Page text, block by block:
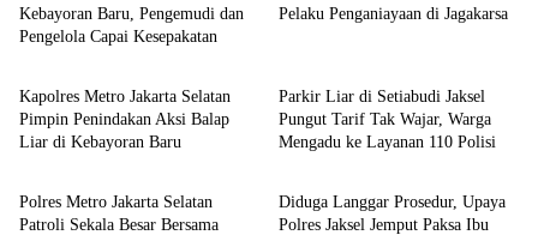
Kebayoran Baru, Pengemudi dan
Pengelola Capai Kesepakatan
Pelaku Penganiayaan di Jagakarsa
Polres Jakarta Selatan
Kapolres Metro Jakarta Selatan
Pimpin Penindakan Aksi Balap
Liar di Kebayoran Baru
Parkir Liar di Setiabudi Jaksel
Pungut Tarif Tak Wajar, Warga
Mengadu ke Layanan 110 Polisi
Polres Jakarta Selatan
Polres Metro Jakarta Selatan
Patroli Sekala Besar Bersama
Polres Jakarta Selatan
Diduga Langgar Prosedur, Upaya
Polres Jaksel Jemput Paksa Ibu